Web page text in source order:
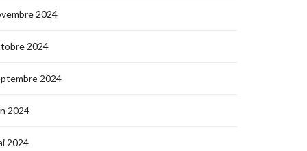
2024
2024
2024
2024
2024